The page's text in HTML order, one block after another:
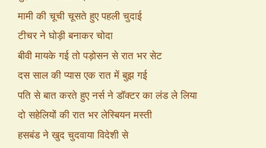
मामी की चूची चूसते हुए पहली चुदाई
टीचर ने घोड़ी बनाकर चोदा
बीवी मायके गई तो पड़ोसन से रात भर सेट
दस साल की प्यास एक रात में बुझ गई
पति से बात करते हुए नर्स ने डॉक्टर का लंड ले लिया
दो सहेलियों की रात भर लेस्बियन मस्ती
हसबंड ने खुद चुदवाया विदेशी से